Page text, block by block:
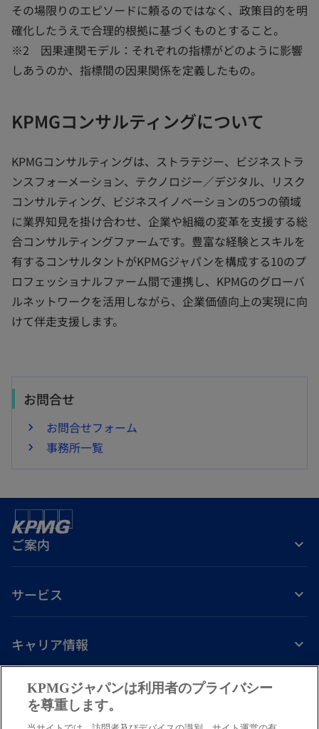
その場限りのエピソードに頼るのではなく、政策目的を明
確化したうえで合理的根拠に基づくものとすること。
※2 因果連関モデル：それぞれの指標がどのように影響
しあうのか、指標間の因果関係を定義したもの。
KPMGコンサルティングについて
KPMGコンサルティングは、ストラテジー、ビジネストラ
ンスフォーメーション、テクノロジー／デジタル、リスク
コンサルティング、ビジネスイノベーションの5つの領域
に業界知見を掛け合わせ、企業や組織の変革を支援する総
合コンサルティングファームです。豊富な経験とスキルを
有するコンサルタントがKPMGジャパンを構成する10のプ
ロフェッショナルファーム間で連携し、KPMGのグローバ
ルネットワークを活用しながら、企業価値向上の実現に向
けて伴走支援します。
お問合せ
お問合せフォーム
事務所一覧
ご案内
サービス
キャリア情報
し
い
し
し
し
し
免責事項プライバシーポリシー
KPMGジャパンは利用者のプライバシー
を尊重します。